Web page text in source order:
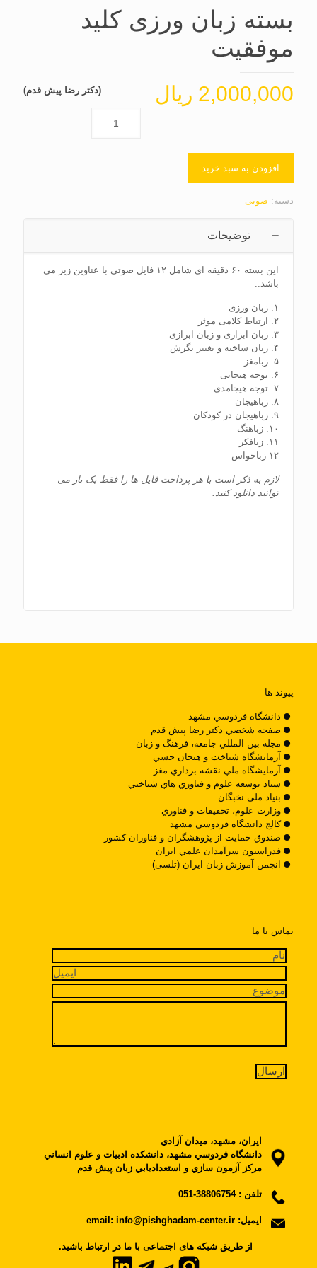
بسته زبان ورزی کلید
موفقیت
2,000,000 ریال (دکتر رضا پیش قدم)
افزودن به سبد خرید
دسته: صوتی
توضیحات
این بسته ۶۰ دقیقه ای شامل ۱۲ فایل صوتی با عناوین زیر می
باشد:.
۱. زبان ورزی
۲. ارتباط کلامی موثر
۳. زبان ابزاری و زبان ابرازی
۴. زبان ساخته و تغییر نگرش
۵. زبامغز
۶. توجه هیجانی
۷. توجه هیجامدی
۸. زباهیجان
۹. زباهیجان در کودکان
۱۰. زباهنگ
۱۱. زبافکر
۱۲‌ زباحواس
لازم به ذکر است با هر پرداخت فایل ها را فقط یک بار می
توانید دانلود کنید.
پیوند ها
دانشگاه فردوسي مشهد
صفحه شخصي دکتر رضا پيش قدم
مجله بين المللي جامعه، فرهنگ و زبان
آزمايشگاه شناخت و هيجان حسي
آزمايشگاه ملي نقشه برداري مغز
ستاد توسعه علوم و فناوري هاي شناختي
بنياد ملي نخبگان
وزارت علوم، تحقيقات و فناوري
کالج دانشگاه فردوسي مشهد
صندوق حمايت از پژوهشگران و فناوران کشور
فدراسيون سرآمدان علمي ايران
انجمن آموزش زبان ایران (تلسی)
تماس با ما
ايران، مشهد، ميدان آزادي
دانشگاه فردوسي مشهد، دانشکده ادبيات و علوم انساني
مرکز آزمون سازي و استعداديابي زبان پيش قدم
تلفن :38806754-051
ایمیل: email: info@pishghadam-center.ir
.از طریق شبکه های اجتماعی با ما در ارتباط باشید